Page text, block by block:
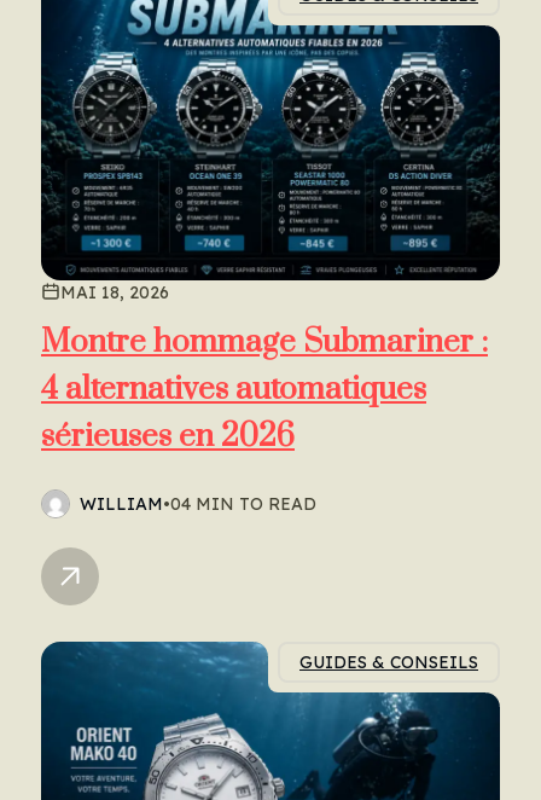
MAI 18, 2026
Montre hommage Submariner :
4 alternatives automatiques
sérieuses en 2026
WILLIAM•04 MIN TO READ
GUIDES & CONSEILS